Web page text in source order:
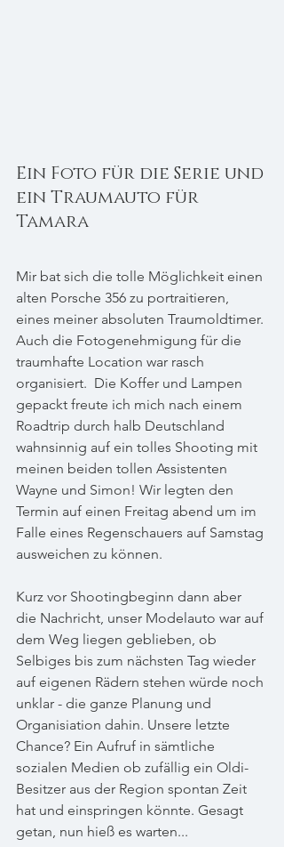
Ein Foto für die Serie und
ein Traumauto für
Tamara
Mir bat sich die tolle Möglichkeit einen
alten Porsche 356 zu portraitieren,
eines meiner absoluten Traumoldtimer.
Auch die Fotogenehmigung für die
traumhafte Location war rasch
organisiert.  Die Koffer und Lampen
gepackt freute ich mich nach einem
Roadtrip durch halb Deutschland
wahnsinnig auf ein tolles Shooting mit
meinen beiden tollen Assistenten
Wayne und Simon! Wir legten den
Termin auf einen Freitag abend um im
Falle eines Regenschauers auf Samstag
ausweichen zu können.
Kurz vor Shootingbeginn dann aber
die Nachricht, unser Modelauto war auf
dem Weg liegen geblieben, ob
Selbiges bis zum nächsten Tag wieder
auf eigenen Rädern stehen würde noch
unklar - die ganze Planung und
Organisiation dahin. Unsere letzte
Chance? Ein Aufruf in sämtliche
sozialen Medien ob zufällig ein Oldi-
Besitzer aus der Region spontan Zeit
hat und einspringen könnte. Gesagt
getan, nun hieß es warten...